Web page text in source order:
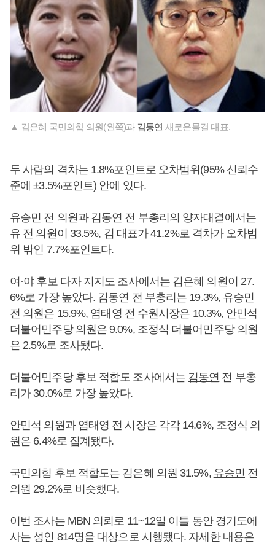
▲ 김은혜 국민의힘 의원(왼쪽)과 김동연 새로운물결 대표.
두 사람의 격차는 1.8%포인트로 오차범위(95% 신뢰수
준에 ±3.5%포인트) 안에 있다.
유승민 전 의원과 김동연 전 부총리의 양자대결에서는
유 전 의원이 33.5%, 김 대표가 41.2%로 격차가 오차범
위 밖인 7.7%포인트다.
여·야 후보 다자 지지도 조사에서는 김은혜 의원이 27.
6%로 가장 높았다. 김동연 전 부총리는 19.3%, 유승민
전 의원은 15.9%, 염태영 전 수원시장은 10.3%, 안민석
더불어민주당 의원은 9.0%, 조정식 더불어민주당 의원
은 2.5%로 조사됐다.
더불어민주당 후보 적합도 조사에서는 김동연 전 부총
리가 30.0%로 가장 높았다.
안민석 의원과 염태영 전 시장은 각각 14.6%, 조정식 의
원은 6.4%로 집계됐다.
국민의힘 후보 적합도는 김은혜 의원 31.5%, 유승민 전
의원 29.2%로 비슷했다.
이번 조사는 MBN 의뢰로 11~12일 이틀 동안 경기도에
사는 성인 814명을 대상으로 시행됐다. 자세한 내용은